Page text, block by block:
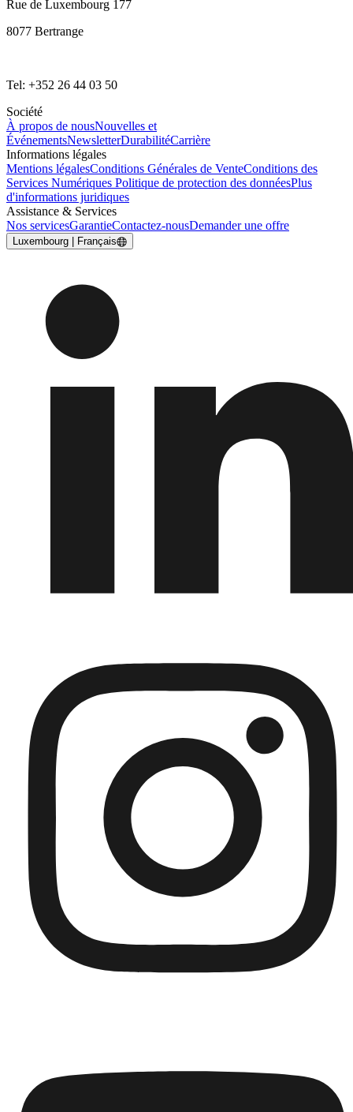
Rue de Luxembourg 177
8077 Bertrange
Tel: +352 26 44 03 50
Société
À propos de nousNouvelles et
ÉvénementsNewsletterDurabilitéCarrière
Informations légales
Mentions légalesConditions Générales de VenteConditions des
Services Numériques Politique de protection des donnéesPlus
d'informations juridiques
Assistance & Services
Nos servicesGarantieContactez-nousDemander une offre
Luxembourg | Français